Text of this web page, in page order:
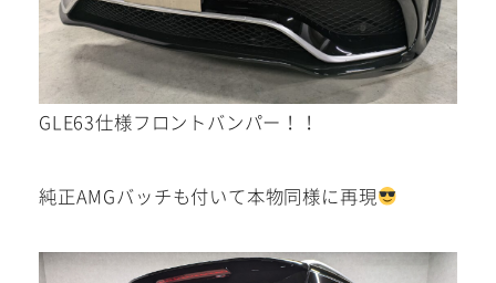
お気軽にお問い合わせください。
tel.0568-86-4855
営業時間 10:00～19:00 年中無休！
GLE63仕様フロントバンパー！！
純正AMGバッチも付いて本物同様に再現